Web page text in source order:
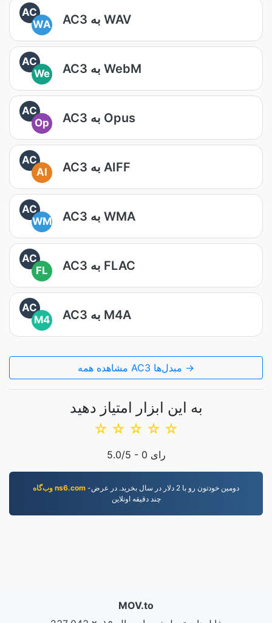
AC
WA
AC3 به WAV
AC
We
AC3 به WebM
AC
Op
AC3 به Opus
AC
AI
AC3 به AIFF
AC
WM
AC3 به WMA
AC
FL
AC3 به FLAC
AC
M4
AC3 به M4A
مشاهده همه AC3 مبدل‌ها →
به این ابزار امتیاز دهید
☆
☆
☆
☆
☆
5.0/5 - 0 رای
وب‌گاه ns6.com -دومين خودتون رو با 2 دلار در سال بخريد. در عرض
چند دقيقه اونلاين
MOV.to